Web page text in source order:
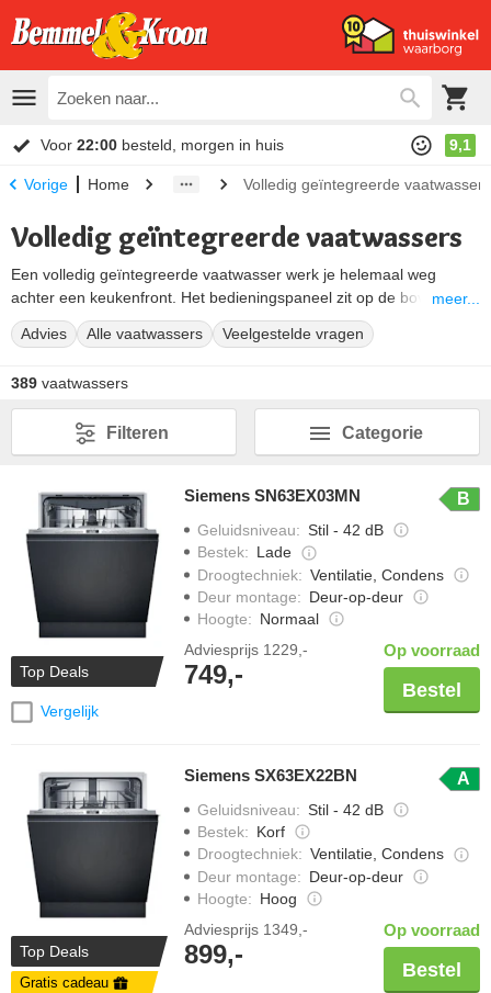
Voor 22:00 besteld, morgen in huis 9,1
Vorige Home Volledig geïntegreerde vaatwasser
Volledig geïntegreerde vaatwassers
Een volledig geïntegreerde vaatwasser werk je helemaal weg
achter een keukenfront. Het bedieningspaneel zit op de bovenrand
van de deur, dus je ziet het alleen als de deur openstaat. Met de
deur dicht zie je van het apparaat niets terug en loopt je
integreerbare vaatwasser.
Bij Bemmel en Kroon kies je uit modellen
Bosch,Siemens,Miele
meer...
Advies Alle vaatwassers Veelgestelde vragen
389 vaatwassers
Categorie
Filteren
Top Deals
Vergelijk
Siemens SN63EX03MN B
Geluidsniveau: Stil - 42 dB
Bestek: Lade
Droogtechniek: Ventilatie, Condens
Deur montage: Deur-op-deur
Hoogte: Normaal
Adviesprijs 1229,-
749,-
Op voorraad
Bestel
Top Deals
Gratis cadeau
Siemens SX63EX22BN A
Geluidsniveau: Stil - 42 dB
Bestek: Korf
Droogtechniek: Ventilatie, Condens
Deur montage: Deur-op-deur
Hoogte: Hoog
Adviesprijs 1349,-
899,-
Op voorraad
Bestel